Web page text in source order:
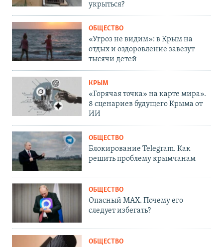
укрыться?
ОБЩЕСТВО
«Угроз не видим»: в Крым на
отдых и оздоровление завезут
тысячи детей
КРЫМ
«Горячая точка» на карте мира».
8 сценариев будущего Крыма от
ИИ
ОБЩЕСТВО
Блокирование Telegram. Как
решить проблему крымчанам
ОБЩЕСТВО
Опасный MAX. Почему его
следует избегать?
ОБЩЕСТВО